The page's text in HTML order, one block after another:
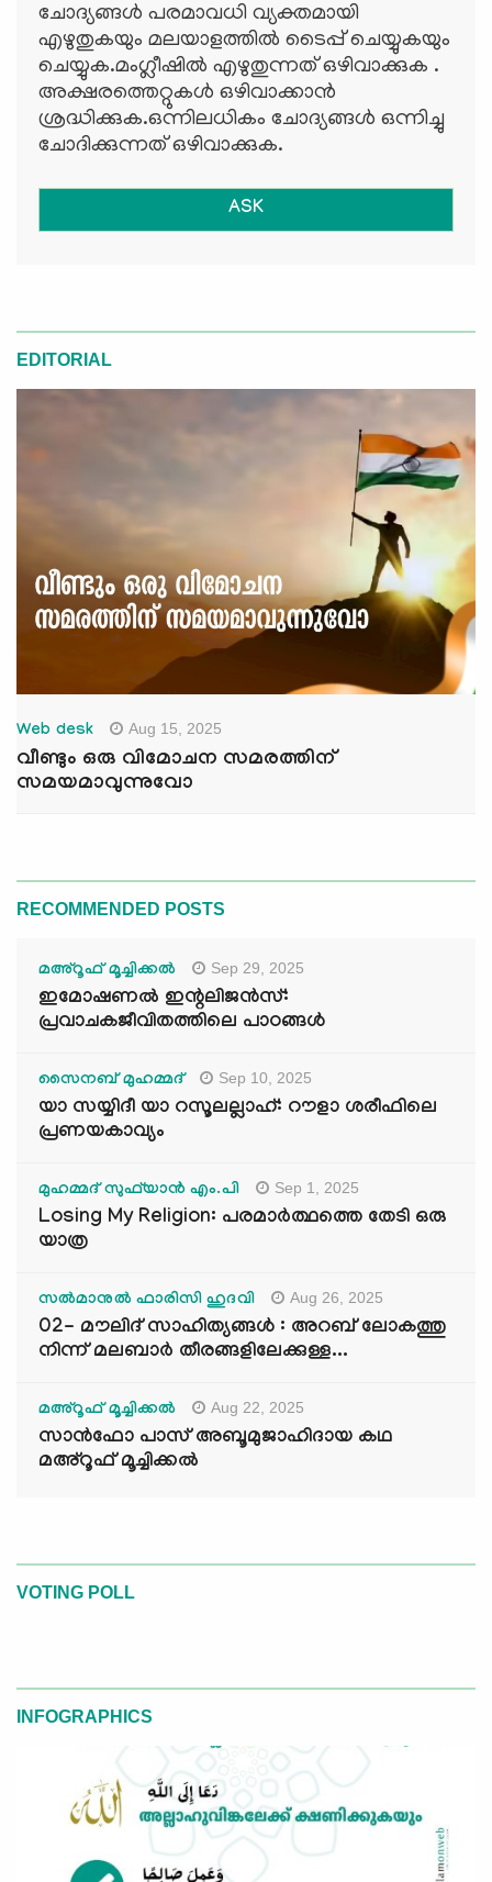
ചോദ്യങ്ങള്‍ പരമാവധി വ്യക്തമായി
എഴുതുകയും മലയാളത്തില്‍ ടൈപ്പ് ചെയ്യുകയും
ചെയ്യുക.മംഗ്ലീഷില്‍ എഴുതുന്നത് ഒഴിവാക്കുക .
അക്ഷരത്തെറ്റുകള്‍ ഒഴിവാക്കാന്‍
ശ്രദ്ധിക്കുക.ഒന്നിലധികം ചോദ്യങ്ങള്‍ ഒന്നിച്ചു
ചോദിക്കുന്നത് ഒഴിവാക്കുക.
ASK
EDITORIAL
Web desk Aug 15, 2025
വീണ്ടും ഒരു വിമോചന സമരത്തിന്
സമയമാവുന്നുവോ
RECOMMENDED POSTS
മഅ്റൂഫ് മൂച്ചിക്കല്‍ Sep 29, 2025
ഇമോഷണൽ ഇന്റലിജൻസ്:
പ്രവാചകജീവിതത്തിലെ പാഠങ്ങൾ
സൈനബ് മുഹമ്മദ് Sep 10, 2025
യാ സയ്യിദീ യാ റസൂലല്ലാഹ്: റൗളാ ശരീഫിലെ
പ്രണയകാവ്യം
മുഹമ്മദ് സുഫ്‌യാൻ എം.പി Sep 1, 2025
Losing My Religion: പരമാർത്ഥത്തെ തേടി ഒരു
യാത്ര
സൽമാനുൽ ഫാരിസി ഹുദവി Aug 26, 2025
02- മൗലിദ് സാഹിത്യങ്ങൾ : അറബ് ലോകത്തു
നിന്ന് മലബാർ തീരങ്ങളിലേക്കുള്ള...
മഅ്റൂഫ് മൂച്ചിക്കല്‍ Aug 22, 2025
സാൻഫോ പാസ് അബൂമുജാഹിദായ കഥ
മഅ്റൂഫ് മൂച്ചിക്കല്‍
VOTING POLL
INFOGRAPHICS